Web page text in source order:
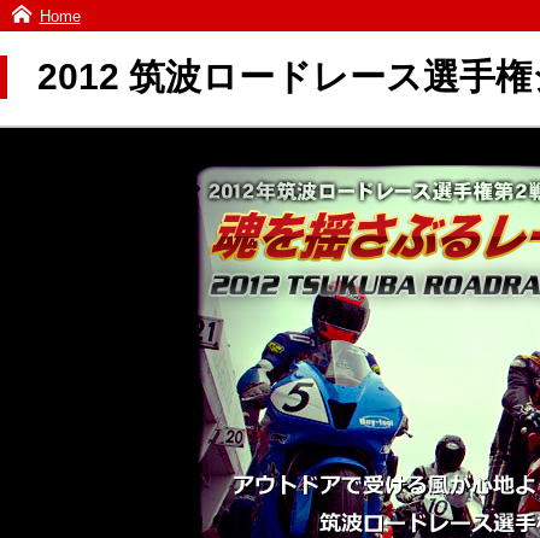
Home
2012 筑波ロードレース選手